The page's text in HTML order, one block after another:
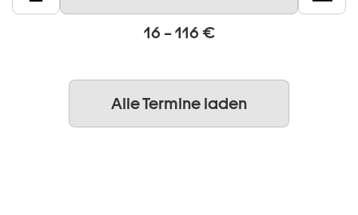
16 – 116 €
Alle Termine laden